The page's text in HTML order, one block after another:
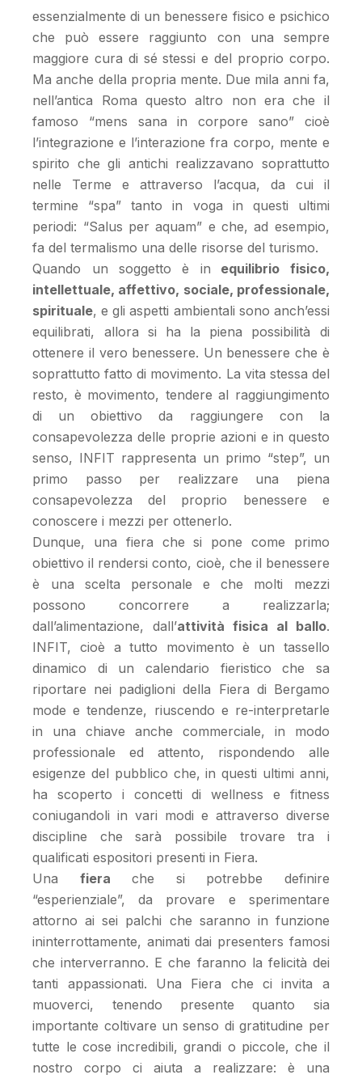
essenzialmente di un benessere fisico e psichico
che può essere raggiunto con una sempre
maggiore cura di sé stessi e del proprio corpo.
Ma anche della propria mente. Due mila anni fa,
nell’antica Roma questo altro non era che il
famoso “mens sana in corpore sano” cioè
l’integrazione e l’interazione fra corpo, mente e
spirito che gli antichi realizzavano soprattutto
nelle Terme e attraverso l’acqua, da cui il
termine “spa” tanto in voga in questi ultimi
periodi: “Salus per aquam” e che, ad esempio,
fa del termalismo una delle risorse del turismo.
Quando un soggetto è in equilibrio fisico,
intellettuale, affettivo, sociale, professionale,
spirituale, e gli aspetti ambientali sono anch’essi
equilibrati, allora si ha la piena possibilità di
ottenere il vero benessere. Un benessere che è
soprattutto fatto di movimento. La vita stessa del
resto, è movimento, tendere al raggiungimento
di un obiettivo da raggiungere con la
consapevolezza delle proprie azioni e in questo
senso, INFIT rappresenta un primo “step”, un
primo passo per realizzare una piena
consapevolezza del proprio benessere e
conoscere i mezzi per ottenerlo.
Dunque, una fiera che si pone come primo
obiettivo il rendersi conto, cioè, che il benessere
è una scelta personale e che molti mezzi
possono concorrere a realizzarla;
dall’alimentazione, dall’attività fisica al ballo.
INFIT, cioè a tutto movimento è un tassello
dinamico di un calendario fieristico che sa
riportare nei padiglioni della Fiera di Bergamo
mode e tendenze, riuscendo e re-interpretarle
in una chiave anche commerciale, in modo
professionale ed attento, rispondendo alle
esigenze del pubblico che, in questi ultimi anni,
ha scoperto i concetti di wellness e fitness
coniugandoli in vari modi e attraverso diverse
discipline che sarà possibile trovare tra i
qualificati espositori presenti in Fiera.
Una fiera che si potrebbe definire
“esperienziale”, da provare e sperimentare
attorno ai sei palchi che saranno in funzione
ininterrottamente, animati dai presenters famosi
che interverranno. E che faranno la felicità dei
tanti appassionati. Una Fiera che ci invita a
muoverci, tenendo presente quanto sia
importante coltivare un senso di gratitudine per
tutte le cose incredibili, grandi o piccole, che il
nostro corpo ci aiuta a realizzare: è una